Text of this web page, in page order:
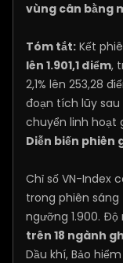
vùng cân bằng
Tóm tắt: Kết
lên 1.901,1 điểm,
2,1% lên 253,28
đoạn tích lũy
chuyển linh hoạt
Diễn biến phiên
Chỉ số VN-Index
trong phiên
ngưỡng 1.900.
trên 18 ngành
Dầu khí, Bảo